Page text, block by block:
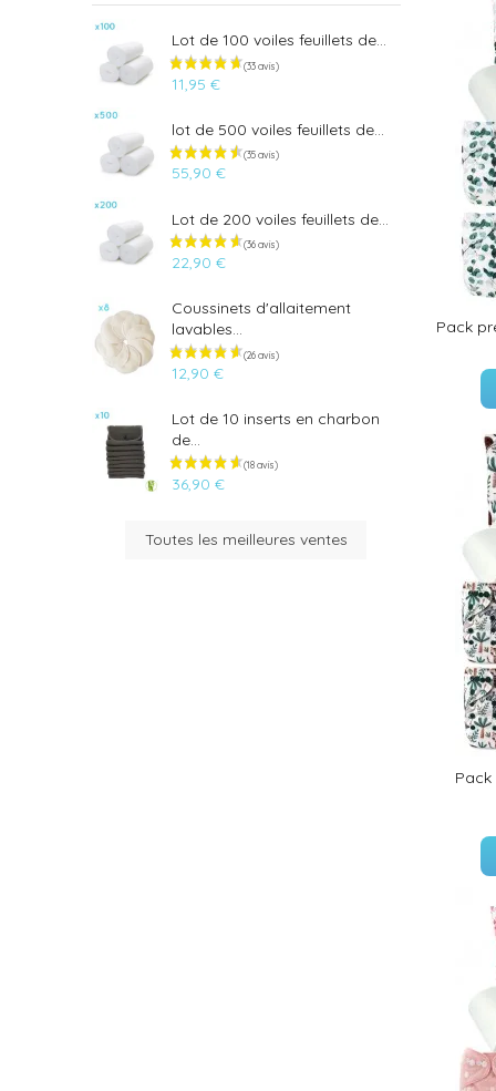
Pack
Lot de 100 voiles feuillets de...
11,95 €
lot de 500 voiles feuillets de...
55,90 €
Lot de 200 voiles feuillets de...
22,90 €
Coussinets d'allaitement
lavables...
12,90 €
Lot de 10 inserts en charbon
de...
36,90 €
Toutes les meilleures ventes